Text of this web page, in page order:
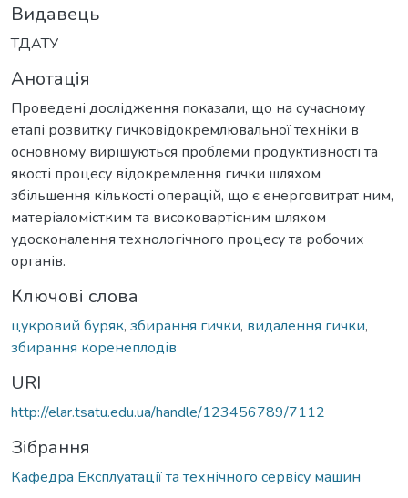
Видавець
ТДАТУ
Анотація
Проведені дослідження показали, що на сучасному
етапі розвитку гичковідокремлювальної техніки в
основному вирішуються проблеми продуктивності та
якості процесу відокремлення гички шляхом
збільшення кількості операцій, що є енерговитрат ним,
матеріаломістким та високовартісним шляхом
удосконалення технологічного процесу та робочих
органів.
Ключові слова
цукровий буряк, збирання гички, видалення гички,
збирання коренеплодів
URI
http://elar.tsatu.edu.ua/handle/123456789/7112
Зібрання
Кафедра Експлуатації та технічного сервісу машин